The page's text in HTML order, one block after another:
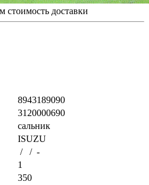
стоимость доставки
8943189090
3120000690
сальник
ISUZU
/ / -
1
350